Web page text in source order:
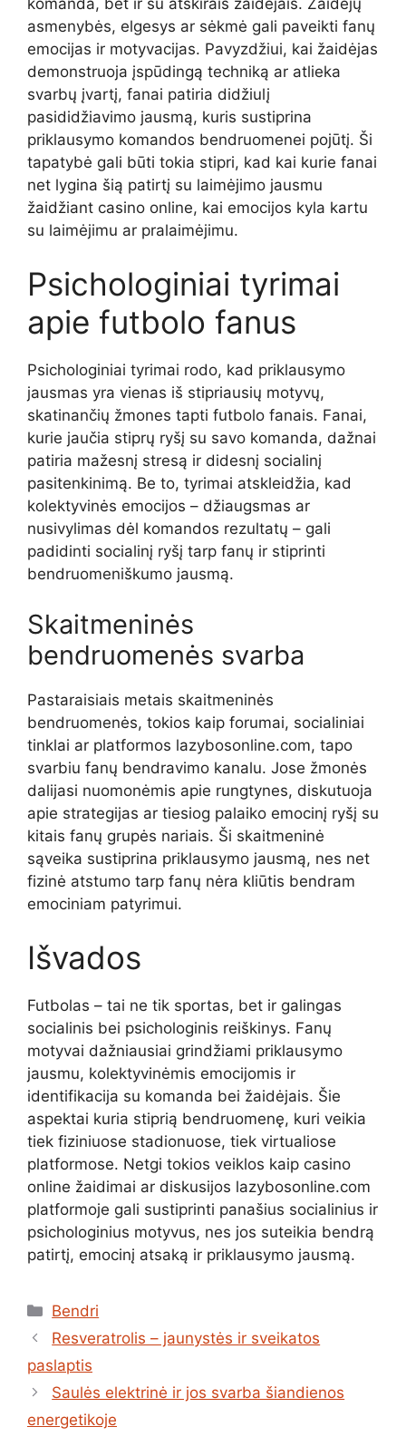
asmenybės, elgesys ar sėkmė gali paveikti fanų
emocijas ir motyvacijas. Pavyzdžiui, kai žaidėjas
demonstruoja įspūdingą techniką ar atlieka
svarbų įvartį, fanai patiria didžiulį
pasididžiavimo jausmą, kuris sustiprina
priklausymo komandos bendruomenei pojūtį. Ši
tapatybė gali būti tokia stipri, kad kai kurie fanai
net lygina šią patirtį su laimėjimo jausmu
žaidžiant casino online, kai emocijos kyla kartu
su laimėjimu ar pralaimėjimu.
Psichologiniai tyrimai
apie futbolo fanus
Psichologiniai tyrimai rodo, kad priklausymo
jausmas yra vienas iš stipriausių motyvų,
skatinančių žmones tapti futbolo fanais. Fanai,
kurie jaučia stiprų ryšį su savo komanda, dažnai
patiria mažesnį stresą ir didesnį socialinį
pasitenkinimą. Be to, tyrimai atskleidžia, kad
kolektyvinės emocijos – džiaugsmas ar
nusivylimas dėl komandos rezultatų – gali
padidinti socialinį ryšį tarp fanų ir stiprinti
bendruomeniškumo jausmą.
Skaitmeninės
bendruomenės svarba
Pastaraisiais metais skaitmeninės
bendruomenės, tokios kaip forumai, socialiniai
tinklai ar platformos lazybosonline.com, tapo
svarbiu fanų bendravimo kanalu. Jose žmonės
dalijasi nuomonėmis apie rungtynes, diskutuoja
apie strategijas ar tiesiog palaiko emocinį ryšį su
kitais fanų grupės nariais. Ši skaitmeninė
sąveika sustiprina priklausymo jausmą, nes net
fizinė atstumo tarp fanų nėra kliūtis bendram
emociniam patyrimui.
Išvados
Futbolas – tai ne tik sportas, bet ir galingas
socialinis bei psichologinis reiškinys. Fanų
motyvai dažniausiai grindžiami priklausymo
jausmu, kolektyvinėmis emocijomis ir
identifikacija su komanda bei žaidėjais. Šie
aspektai kuria stiprią bendruomenę, kuri veikia
tiek fiziniuose stadionuose, tiek virtualiose
platformose. Netgi tokios veiklos kaip casino
online žaidimai ar diskusijos lazybosonline.com
platformoje gali sustiprinti panašius socialinius ir
psichologinius motyvus, nes jos suteikia bendrą
patirtį, emocinį atsaką ir priklausymo jausmą.
Kategorijos
Bendri
Resveratrolis – jaunystės ir sveikatos
paslaptis
Saulės elektrinė ir jos svarba šiandienos
energetikoje